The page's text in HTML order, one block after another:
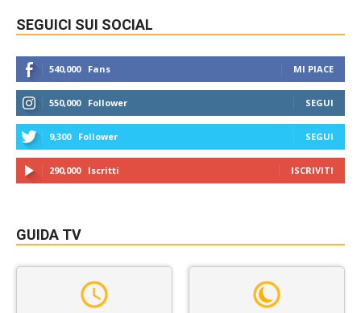
SEGUICI SUI SOCIAL
540,000 Fans MI PIACE
550,000 Follower SEGUI
9,300 Follower SEGUI
290,000 Iscritti ISCRIVITI
GUIDA TV